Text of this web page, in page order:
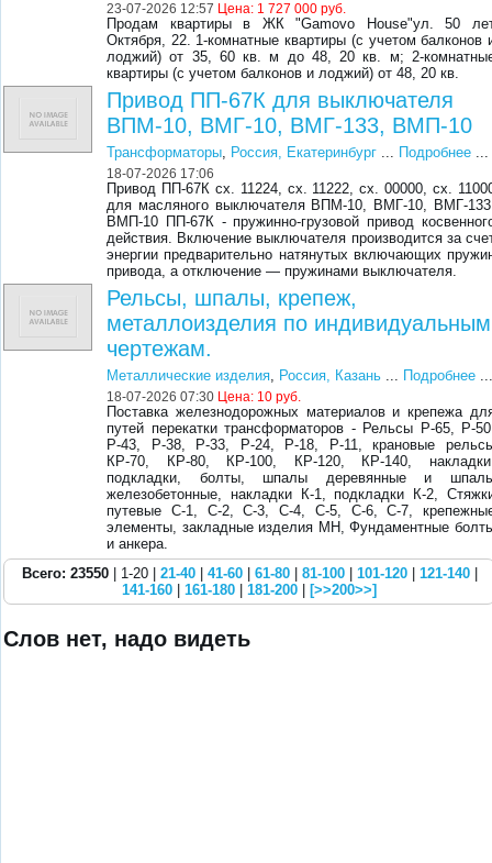
23-07-2026 12:57 Цена: 1 727 000 руб.
Продам квартиры в ЖК "Gamovo House"ул. 50
Октября, 22. 1-комнатные квартиры (с учетом балконов
лоджий) от 35, 60 кв. м до 48, 20 кв. м; 2-
квартиры (с учетом балконов и лоджий) от 48, 20 кв.
Привод ПП-67К для выключателя
ВПМ-10, ВМГ-10, ВМГ-133, ВМП-10
Трансформаторы, Россия, Екатеринбург ... Подробнее ...
18-07-2026 17:06
Привод ПП-67К сх. 11224, сх. 11222, сх. 00000, сх.
для масляного выключателя ВПМ-10, ВМГ-10, ВМГ-
ВМП-10 ПП-67К - пружинно-грузовой привод
действия. Включение выключателя производится за
энергии предварительно натянутых включающих
привода, а отключение — пружинами выключателя.
Рельсы, шпалы, крепеж,
металлоизделия по индивидуальным
чертежам.
Металлические изделия, Россия, Казань ... Подробнее
18-07-2026 07:30 Цена: 10 руб.
Поставка железнодорожных материалов и крепежа
путей перекатки трансформаторов - Рельсы Р-65, Р-
Р-43, Р-38, Р-33, Р-24, Р-18, Р-11, крановые
КР-70, КР-80, КР-100, КР-120, КР-140,
подкладки, болты, шпалы деревянные и
железобетонные, накладки К-1, подкладки К-2,
путевые С-1, С-2, С-3, С-4, С-5, С-6, С-7,
элементы, закладные изделия МН, Фундаментные
и анкера.
Всего: 23550| 1-20 | 21-40| 41-60| 61-80| 81-100| 101-120| 121-140|
141-160
161-180 181-200 [>>200>>]
Слов нет, надо видеть